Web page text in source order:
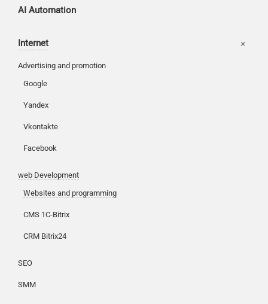
AI Automation
Internet
Advertising and promotion
Google
Yandex
Vkontakte
Facebook
web Development
Websites and programming
CMS 1C-Bitrix
CRM Bitrix24
SEO
SMM
Customers
Partners
Reviews
News
Our works
Korpa
Moj nalog